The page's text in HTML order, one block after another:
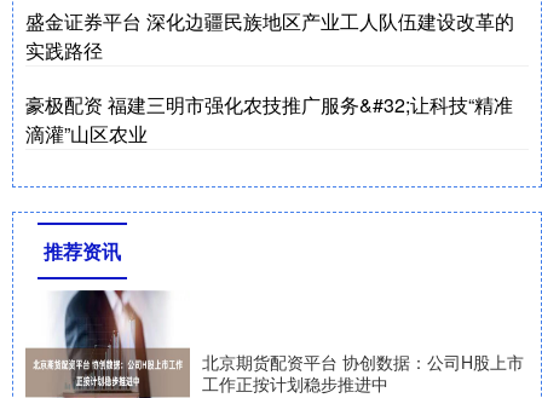
盛金证券平台 深化边疆民族地区产业工人队伍建设改革的
实践路径
豪极配资 福建三明市强化农技推广服务&#32;让科技“精准
滴灌”山区农业
推荐资讯
北京期货配资平台 协创数据：公司H股上市
工作正按计划稳步推进中